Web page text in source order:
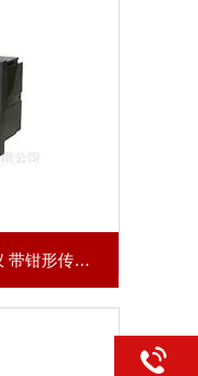
直流系统接地故障定位仪 带钳形传感器